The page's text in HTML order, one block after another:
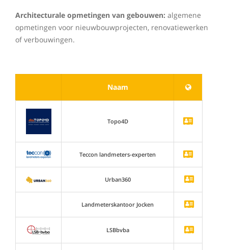
Architecturale opmetingen van gebouwen: algemene
opmetingen voor nieuwbouwprojecten, renovatiewerken
of verbouwingen.
Naam
Topo4D
Teccon landmeters-experten
Urban360
Landmeterskantoor Jocken
LSBbvba